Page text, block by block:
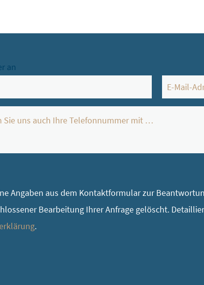
an
Angaben aus dem Kontaktformular zur
Bearbeitung Ihrer Anfrage gelöscht.
.